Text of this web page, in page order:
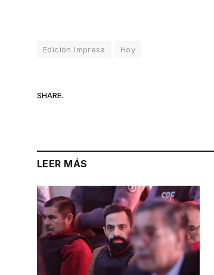
Edición Impresa Hoy
SHARE.
LEER MÁS